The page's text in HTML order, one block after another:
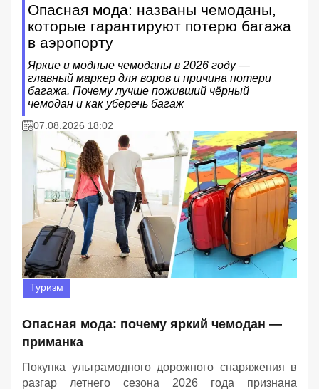
Опасная мода: названы чемоданы,
которые гарантируют потерю багажа
в аэропорту
Яркие и модные чемоданы в 2026 году —
главный маркер для воров и причина потери
багажа. Почему лучше поживший чёрный
чемодан и как уберечь багаж
07.08.2026 18:02
Туризм
Опасная мода: почему яркий чемодан —
приманка
Покупка ультрамодного дорожного снаряжения в
разгар летнего сезона 2026 года признана